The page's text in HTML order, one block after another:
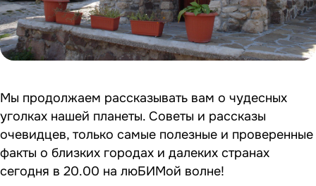
Мы продолжаем рассказывать вам о чудесных
уголках нашей планеты. Советы и рассказы
очевидцев, только самые полезные и проверенные
факты о близких городах и далеких странах
сегодня в 20.00 на люБИМой волне!